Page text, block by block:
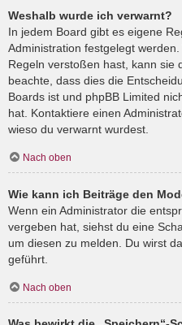
Weshalb wurde ich verwarnt?
In jedem Board gibt es eigene
Administration festgelegt
Regeln verstoßen hast, kann sie
beachte, dass dies die
Boards ist und phpBB Limited
hat. Kontaktiere einen
wieso du verwarnt wurdest.
Nach oben
Wie kann ich Beiträge den
Wenn ein Administrator die
vergeben hat, siehst du eine
um diesen zu melden. Du wirst
geführt.
Nach oben